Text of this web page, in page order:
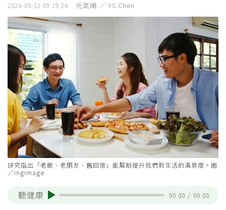
2026-05-12 09:19:24 元氣網 ／ YS Chen
研究指出「老歌、老朋友、舊回憶」能幫助提升我們對生活的滿意度。圖
／ingimage
聽健康 00:00 / 00:00